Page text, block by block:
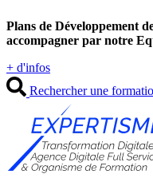
au
contenu
Plans de Développement
accompagner par notre
+ d'infos
Rechercher une